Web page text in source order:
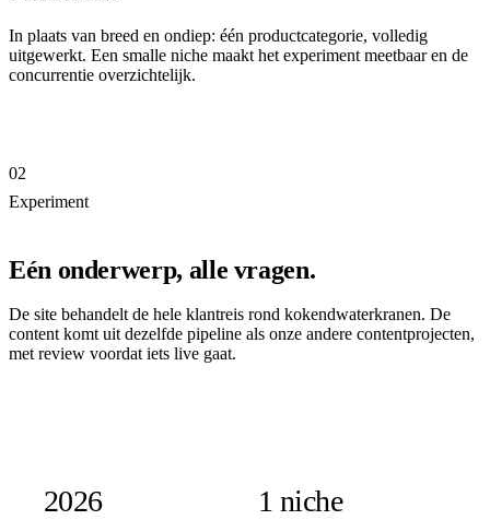
In plaats van breed en ondiep: één productcategorie, volledig
uitgewerkt. Een smalle niche maakt het experiment meetbaar en de
concurrentie overzichtelijk.
02
Experiment
Eén onderwerp, alle vragen.
De site behandelt de hele klantreis rond kokendwaterkranen. De
content komt uit dezelfde pipeline als onze andere contentprojecten,
met review voordat iets live gaat.
2026 1 niche